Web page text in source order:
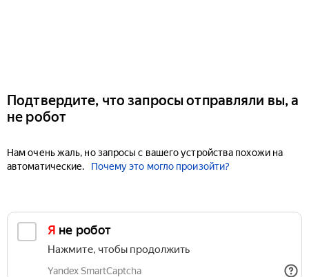
Подтвердите, что запросы отправляли вы, а
не робот
Нам очень жаль, но запросы с вашего устройства похожи на
автоматические.
Почему это могло произойти?
Я не робот
Нажмите, чтобы продолжить
Yandex SmartCaptcha